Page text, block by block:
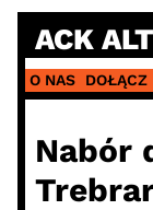
Skip
content
ACK
O NAS DOŁĄCZ
Nabór